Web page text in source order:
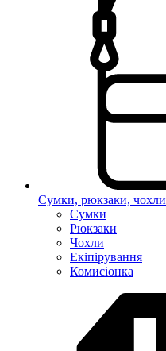
Сумки, рюкзаки, чохли
Сумки
Рюкзаки
Чохли
Екіпірування
Комисіонка